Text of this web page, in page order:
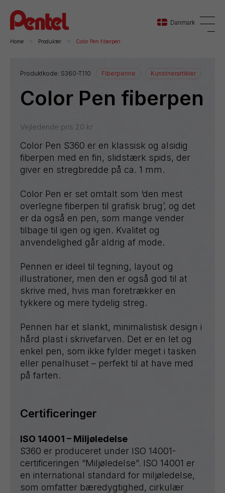
Danmark
Danmark
Sverige
Home Produkter Color Pen fiberpen
Produktkode: S360-T110 Fiberpenne Kunstnerartikler
Color Pen fiberpen
Vejledende pris 20 kr
Color Pen S360 er en klassisk og alsidig
fiberpen med en fin, slidstærk spids, der
giver en stregbredde på ca. 1 mm.
Color Pen er set omtalt som ‘den mest
overlegne fiberpen til grafisk brug’, og det
er da også en pen, som mange vender
tilbage til igen og igen. Kvalitet og
anvendelighed går aldrig af mode.
Pennen er ideel til tegning, layout og
illustrationer, men den er også god til at
skrive med, hvis man foretrækker en
tykkere og mere tydelig streg.
Pennen har et slankt, minimalistisk design i
hård plast i skrivefarven. Det er en let og
enkel pen, som ikke fylder meget i tasken
eller penalhuset – perfekt til at have med
på farten.
Certificeringer
ISO 14001 – Miljøledelse
S360 er produceret under ISO 14001-
certificeringen “Miljøledelse”. ISO 14001 er
en international standard for miljøledelse,
som omfatter bæredygtighed, cirkulær